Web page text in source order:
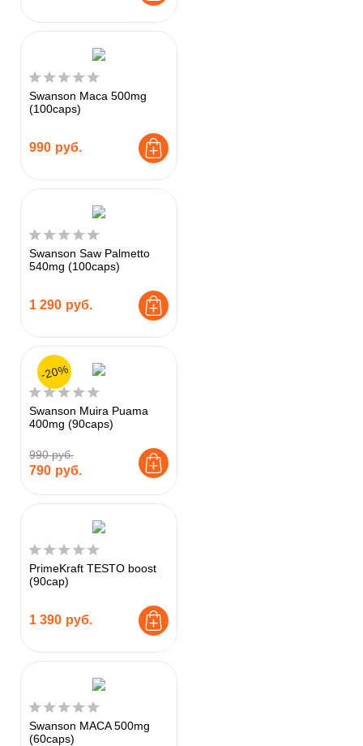
Swanson Maca 500mg
(100caps)
990 руб.
Swanson Saw Palmetto
540mg (100caps)
1 290 руб.
Swanson Muira Puama
400mg (90caps)
990 руб.
790 руб.
-20%
PrimeKraft TESTO boost
(90cap)
1 390 руб.
Swanson MACA 500mg
(60caps)